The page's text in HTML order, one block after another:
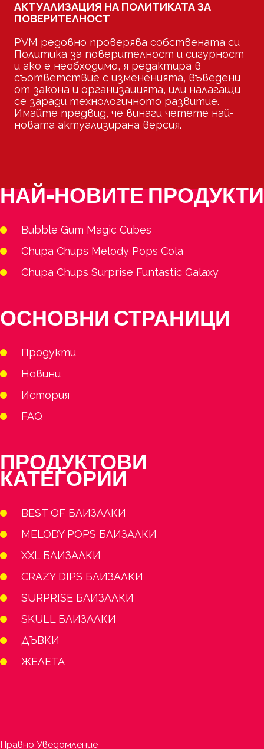
АКТУАЛИЗАЦИЯ НА ПОЛИТИКАТА ЗА
ПОВЕРИТЕЛНОСТ
PVM редовно проверява собствената си
Политика за поверителност и сигурност
и ако е необходимо, я редактира в
съответствие с измененията, въведени
от закона и организацията, или налагащи
се заради технологичното развитие.
Имайте предвид, че винаги четете най-
новата актуализирана версия.
НАЙ-НОВИТЕ ПРОДУКТИ
Bubble Gum Magic Cubes
Chupa Chups Melody Pops Cola
Chupa Chups Surprise Funtastic Galaxy
ОСНОВНИ СТРАНИЦИ
Продукти
Новини
История
FAQ
ПРОДУКТОВИ
КАТЕГОРИИ
BEST OF БЛИЗАЛКИ
MELODY POPS БЛИЗАЛКИ
XXL БЛИЗАЛКИ
CRAZY DIPS БЛИЗАЛКИ
SURPRISE БЛИЗАЛКИ
SKULL БЛИЗАЛКИ
ДЪВКИ
ЖЕЛЕТА
Правно Уведомление